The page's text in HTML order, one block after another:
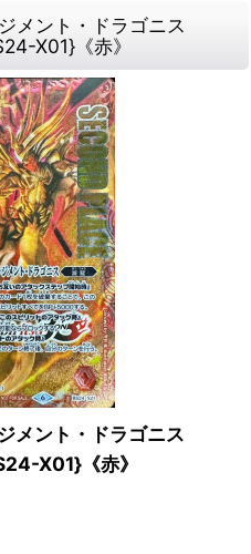
メント・ドラゴニス
X01}《赤》
メント・ドラゴニス
X01}《赤》